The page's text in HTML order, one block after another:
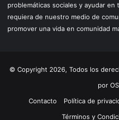
problemáticas sociales y ayudar en
requiera de nuestro medio de
promover una vida en comunidad
© Copyright 2026, Todos los
por
Contacto
Política de
Términos y